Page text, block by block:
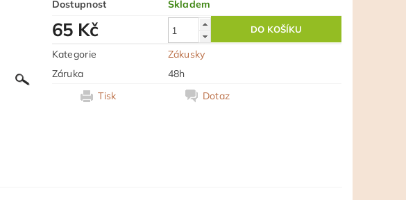
Dostupnost Skladem
65 Kč
Kategorie
Zákusky
Záruka
48h
Tisk
Dotaz